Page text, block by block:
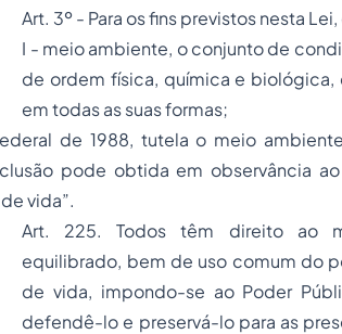
Art. 3º - Para os fins previstos nesta
I - meio ambiente, o conjunto de
de ordem física, química e
em todas as suas formas;
de 1988, tutela o meio
pode obtida em observância
vida”.
Art. 225. Todos têm direito ao
equilibrado, bem de uso comum do
de vida, impondo-se ao Poder
defendê-lo e preservá-lo para as